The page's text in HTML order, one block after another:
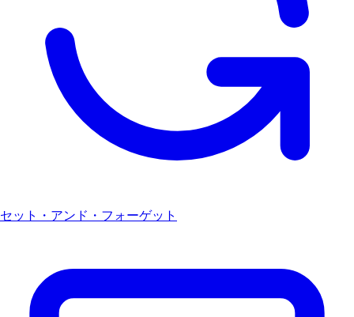
セット・アンド・フォーゲット